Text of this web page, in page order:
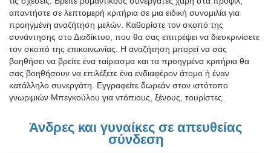
απαντήστε σε λεπτομερή κριτήρια σε μια ειδική συνομιλία για
προηγμένη αναζήτηση μελών. Καθορίστε τον σκοπό της
συνάντησης στο Διαδίκτυο, που θα σας επιτρέψει να διευκρινίσετε
τον σκοπό της επικοινωνίας. Η αναζήτηση μπορεί να σας
βοηθήσει να βρείτε ένα ταίριασμα και τα προηγμένα κριτήρια θα
σας βοηθήσουν να επιλέξετε ένα ενδιαφέρον άτομο ή έναν
κατάλληλο συνεργάτη. Εγγραφείτε δωρεάν στον ιστότοπο
γνωριμιών Μπεγκούλου για ντόπιους, ξένους, τουρίστες.
Άνδρες και γυναίκες σε απευθείας
σύνδεση